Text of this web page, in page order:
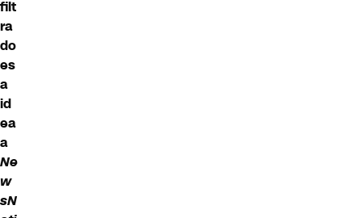
filt
ra
do
es
a
id
ea
a
Ne
w
sN